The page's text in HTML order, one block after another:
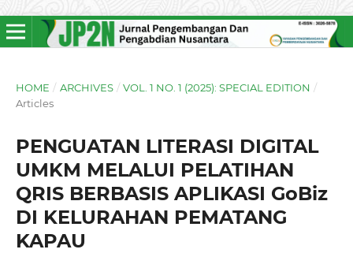
HOME / ARCHIVES / VOL. 1 NO. 1 (2025): SPECIAL EDITION /
Articles
PENGUATAN LITERASI DIGITAL
UMKM MELALUI PELATIHAN
QRIS BERBASIS APLIKASI GoBiz
DI KELURAHAN PEMATANG
KAPAU